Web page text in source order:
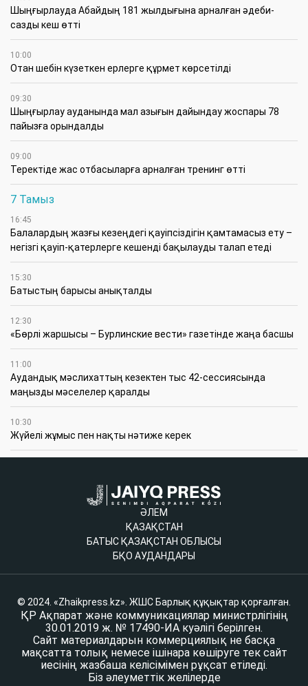
Шыңғырлауда Абайдың 181 жылдығына арналған әдеби-
сазды кеш өтті
10:00
Отан шебін күзеткен ерлерге құрмет көрсетілді
09:30
​Шыңғырлау ауданында мал азығын дайындау жоспары 78
пайызға орындалды
09:00
​Теректіде жас отбасыларға арналған тренинг өтті
7 Тамыз
16:45
Балалардың жазғы кезеңдегі қауіпсіздігін қамтамасыз ету –
негізгі қауіп-қатерлерге кешенді бақылауды талап етеді
15:30
Батыстың барысы анықталды
12:30
«Бөрлі жаршысы – Бурлинские вести» газетінде жаңа басшы
11:00
Аудандық мәслихаттың кезектен тыс 42-сессиясында
маңызды мәселелер қаралды
10:30
Жүйелі жұмыс пен нақты нәтиже керек
ӘЛЕМ
ҚАЗАҚСТАН
БАТЫС ҚАЗАҚСТАН ОБЛЫСЫ
БҚО АУДАНДАРЫ
© 2024. «Zhaikpress.kz». ЖШС Барлық құқықтар қорғалған.
ҚР Ақпарат және коммуникациялар министрлігінің
30.01.2019 ж. № 17490-ИА куәлігі берілген.
Сайт материалдарын коммерциялық не басқа
мақсатта толық немесе ішінара көшіруге тек сайт
иесінің жазбаша келісімімен рұқсат етіледі.
Біз әлеуметтік желілерде